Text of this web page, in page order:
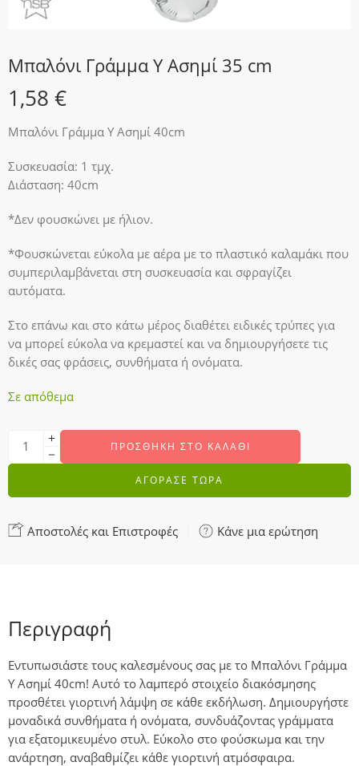
Μπαλόνι Γράμμα Y Ασημί 35 cm
1,58 €
Μπαλόνι Γράμμα Y Ασημί 40cm
Συσκευασία: 1 τμχ.
Διάσταση: 40cm
*Δεν φουσκώνει με ήλιον.
*Φουσκώνεται εύκολα με αέρα με το πλαστικό καλαμάκι που
συμπεριλαμβάνεται στη συσκευασία και σφραγίζει
αυτόματα.
Στο επάνω και στο κάτω μέρος διαθέτει ειδικές τρύπες για
να μπορεί εύκολα να κρεμαστεί και να δημιουργήσετε τις
δικές σας φράσεις, συνθήματα ή ονόματα.
Σε απόθεμα
ΠΡΟΣΘΉΚΗ ΣΤΟ ΚΑΛΆΘΙ
ΑΓΟΡΑΣΕ ΤΩΡΑ
Αποστολές και Επιστροφές Κάνε μια ερώτηση
Περιγραφή
Εντυπωσιάστε τους καλεσμένους σας με το Μπαλόνι Γράμμα
Y Ασημί 40cm! Αυτό το λαμπερό στοιχείο διακόσμησης
προσθέτει γιορτινή λάμψη σε κάθε εκδήλωση. Δημιουργήστε
μοναδικά συνθήματα ή ονόματα, συνδυάζοντας γράμματα
για εξατομικευμένο στυλ. Εύκολο στο φούσκωμα και την
ανάρτηση, αναβαθμίζει κάθε γιορτινή ατμόσφαιρα.